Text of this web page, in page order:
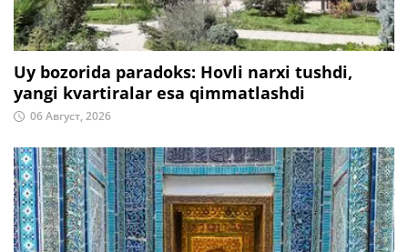
Uy bozorida paradoks: Hovli narxi tushdi,
yangi kvartiralar esa qimmatlashdi
06 Август, 2026